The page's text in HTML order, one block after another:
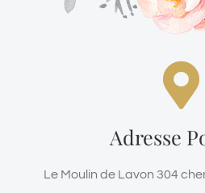
Adresse
Le Moulin de Lavon 304
Le Moulin
Gargas